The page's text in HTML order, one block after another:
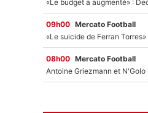
09h00 Mercato Football
08h00 Mercato Football